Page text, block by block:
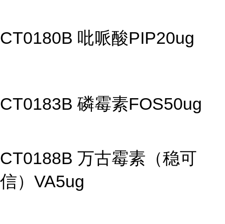
CT0180B 吡哌酸PIP20ug
CT0183B 磷霉素FOS50ug
CT0188B 万古霉素（稳可
信）VA5ug